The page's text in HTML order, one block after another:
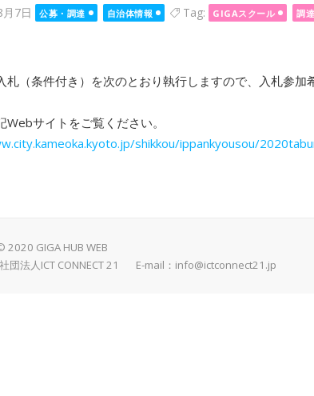
7日 公募・調達 自治体情報 Tag: GIGAスクール 調達
札（条件付き）を次のとおり執行しますので、入札参
Webサイトをご覧ください。
shikkou/ippankyousou/
2020 GIGA HUB WEB
団法人ICT CONNECT 21 E-mail： info@ictconnect21.jp